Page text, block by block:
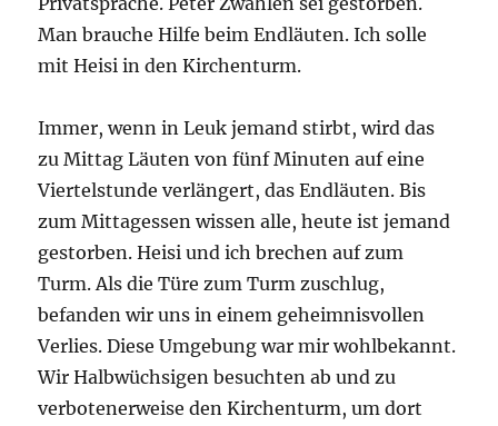
Man brauche Hilfe beim Endläuten. Ich solle
mit Heisi in den Kirchenturm.
Immer, wenn in Leuk jemand stirbt, wird das
zu Mittag Läuten von fünf Minuten auf eine
Viertelstunde verlängert, das Endläuten. Bis
zum Mittagessen wissen alle, heute ist jemand
gestorben. Heisi und ich brechen auf zum
Turm. Als die Türe zum Turm zuschlug,
befanden wir uns in einem geheimnisvollen
Verlies. Diese Umgebung war mir wohlbekannt.
Wir Halbwüchsigen besuchten ab und zu
verbotenerweise den Kirchenturm, um dort